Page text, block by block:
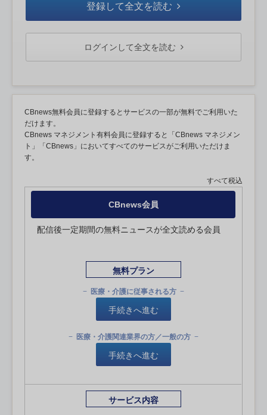
登録して全文を読む
ログインして全文を読む
CBnews無料会員に登録するとサービスの一部が無料でご利用いた
だけます。
CBnews マネジメント有料会員に登録すると「CBnews マネジメン
ト」「CBnews」においてすべてのサービスがご利用いただけま
す。
すべて税込
CBnews会員
配信後一定期間の無料ニュースが全文読める会員
無料プラン
医療・介護に従事される方
手続きへ進む
医療・介護関連業界の方／一般の方
手続きへ進む
サービス内容